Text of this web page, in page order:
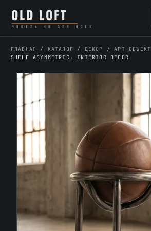
содержимому
содержимому
OLD LOFT
МЕБЕЛЬ НЕ ДЛЯ ВСЕХ
ГЛАВНАЯ / КАТАЛОГ / ДЕКОР /АРТ-ОБЪЕКТ
SHELF ASYMMETRIC, INTERIOR DECOR